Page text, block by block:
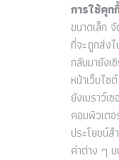
การใช้คุ
ขนาดเล็ก
ที่จะถูกส่งไ
กลับมายังเ
หน้าเว็บไซ
ยังเบราว์เ
คอมพิวเต
ประโยชน์ส
ค่าต่าง ๆ